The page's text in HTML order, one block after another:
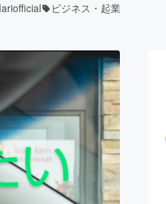
舞台・パフォ
フード・飲食店
アニメ・漫画
ビューティー
ビジネス・起業